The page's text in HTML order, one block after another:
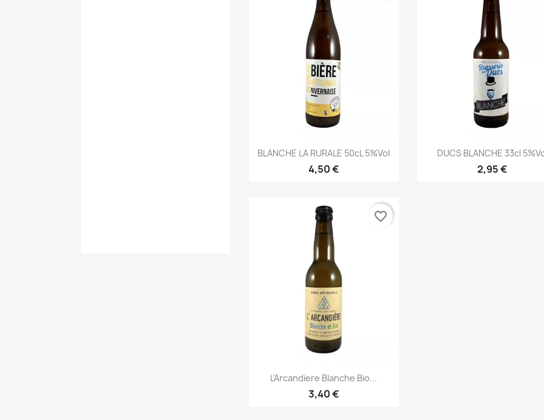
 Aperçu rapide
BLANCHE LA RURALE 50cL 5%vol
4,50 €
Aperçu rapide
DUCS BLANCHE 33cl
2,95 €
Aperçu rapide
L'Arcandiere Blanche Bio...
3,40 €
favorite_border